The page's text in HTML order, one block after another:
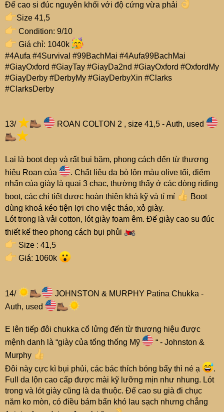
Đế cao si đúc nguyên khối với độ cứng vừa phải
Size 41,5
Condition: 9/10
Giá chỉ: 1040k
#4Aufa #4Survival #99BachMai #4Aufa99BachMai
#GiayOxford #GiayTay #GiayDa2nd #GiayOxford #OxfordMy
#GiayDerby #DerbyMy #GiayDerbyXin #Clarks
#ClarksDerby
13/ ROAN COLTON 2 , size 41,5 - Auth, used
Lại là boot đẹp và rất bụi bặm, phong cách đến từ thương
hiệu Roan của
. Chất liệu da bò lộn màu olive tối, điểm
nhấn của giày là quai 3 chạc, thường thấy ở các dòng riding
boot, các chi tiết được hoàn thiện khá kỹ và tỉ mỉ
Boot
dùng khoá kéo tiện lợi cho việc tháo, xỏ giày.
Lót trong là vải cotton, lót giày foam êm. Đế giày cao su đúc
thiết kế theo phong cách bụi phủi
Size : 41,5
Giá: 1060k
14/
JOHNSTON & MURPHY Patina Chukka -
Auth, used
E lên tiếp đôi chukka cổ lửng đến từ thương hiệu được
mệnh danh là “giày của tổng thống Mỹ
“ - Johnston &
Murphy
Đôi này cực kì bụi phủi, các bác thích bóng bẩy thì né ạ
.
Full da lộn cao cấp được mài kỹ lưỡng mịn như nhung. Lót
trong và lót giày cũng là da thuộc. Đế cao su già đi chục
năm ko mòn, có điều bám bẩn khó lau sạch nhưng chẳng